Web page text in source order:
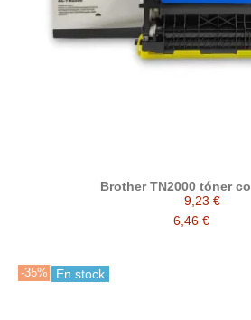
Brother TN2000 tóner
9,23 €
6,46 €
-35% En stock